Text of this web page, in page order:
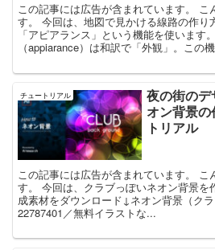
この記事には広告が含まれています。 こ
す。 今回は、地図で見かける線路の作り
「アピアランス」という機能を使います
（appiarance）は和訳で「外観」。この
チュートリアル
夜の街の
オン背景
トリアル
この記事には広告が含まれています。
す。 今回は、クラブっぽいネオン背景を
成素材をダウンロード↓ネオン背景（ク
22787401／無料イラストな...